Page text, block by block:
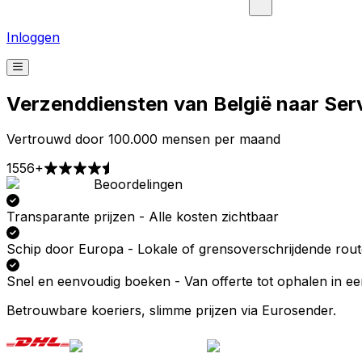
Inloggen
Verzenddiensten van België naar
Vertrouwd door 100.000 mensen per maand
1556+
Beoordelingen
Afhalen
Bezorgen
Prijzen vanaf € 2,99